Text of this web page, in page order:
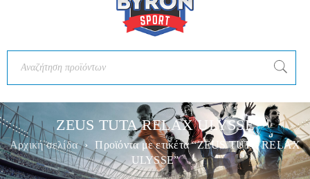
ZEUS TUTA RELAX ULYSSE
Αρχική σελίδα ›
Προϊόντα με ετικέτα “ZEUS TUTA RELAX
ULYSSE”